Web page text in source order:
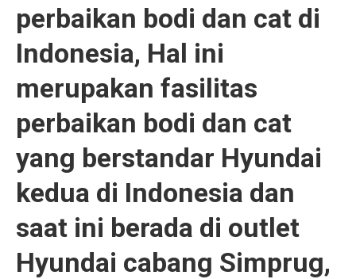
perbaikan bodi dan cat di
Indonesia, Hal ini
merupakan fasilitas
perbaikan bodi dan cat
yang berstandar Hyundai
kedua di Indonesia dan
saat ini berada di outlet
Hyundai cabang Simprug,